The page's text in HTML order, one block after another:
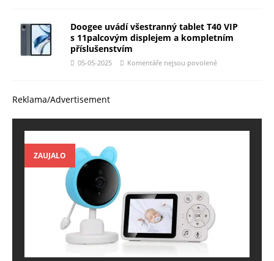
Doogee uvádí všestranný tablet T40 VIP
s 11palcovým displejem a kompletním
příslušenstvím
05-05-2025 Komentáře nejsou povolené
Reklama/Advertisement
ZAUJALO